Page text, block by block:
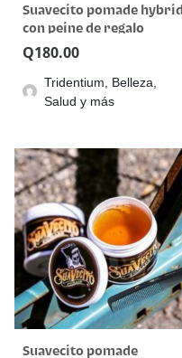
Suavecito pomade hybrid
con peine de regalo
Q180.00
Tridentium, Belleza,
Salud y más
Suavecito pomade